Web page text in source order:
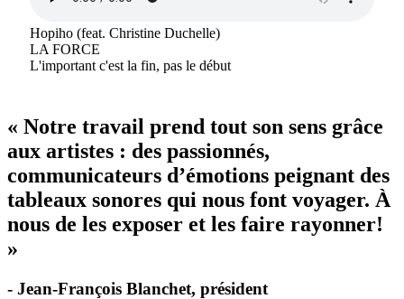
Hopiho (feat. Christine Duchelle)
LA FORCE
L'important c'est la fin, pas le début
« Notre travail prend tout son sens grâce
aux artistes : des passionnés,
communicateurs d’émotions peignant des
tableaux sonores qui nous font voyager. À
nous de les exposer et les faire rayonner!
»
- Jean-François Blanchet, président